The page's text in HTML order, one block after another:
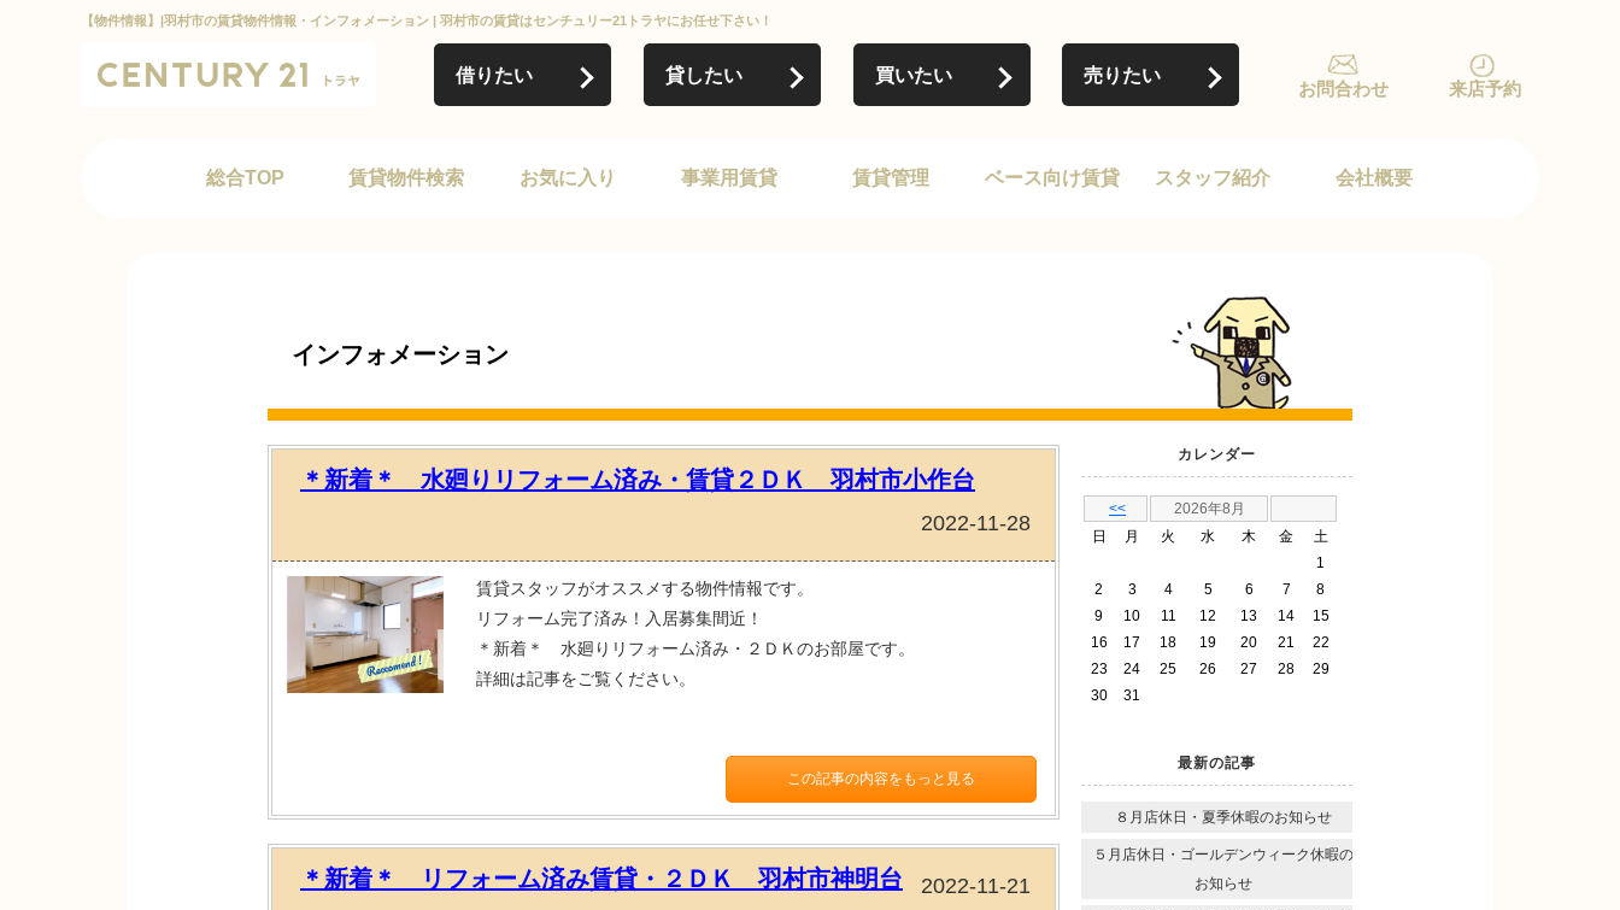
【物件情報】|羽村市の賃貸物件情報・インフォメーション | 羽村市の賃貸はセンチュリー21トラヤにお任せ下さい！
借りたい 貸したい 買いたい 売りたい
お問合わせ 来店予約
総合TOP 賃貸物件検索 お気に入り 事業用賃貸 賃貸管理 ベース向け賃貸 スタッフ紹介 会社概要
インフォメーション
＊新着＊ 水廻りリフォーム済み・賃貸２ＤＫ 羽村市小作台
2022-11-28
賃貸スタッフがオススメする物件情報です。
リフォーム完了済み！入居募集間近！
＊新着＊ 水廻りリフォーム済み・２ＤＫのお部屋です。
詳細は記事をご覧ください。
この記事の内容をもっと見る
＊新着＊ リフォーム済み賃貸・２ＤＫ 羽村市神明台 2022-11-21
カレンダー
<<
2026年8月
日
月 火 水 木 金
土
1
2
3 4 5 6 7
8
9
10 11 12 13 14
15
16
17 18 19 20 21
22
23
24 25 26 27 28
29
30
31
最新の記事
８月店休日・夏季休暇のお知らせ
５月店休日・ゴールデンウィーク休暇の
お知らせ